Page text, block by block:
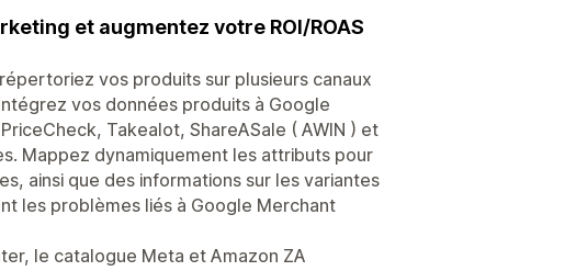
et augmentez votre ROI/ROAS
vos produits sur plusieurs canaux
vos données produits à Google
Takealot, ShareASale ( AWIN ) et
Mappez dynamiquement les attributs pour
ainsi que des informations sur les variantes
les problèmes liés à Google Merchant
le catalogue Meta et Amazon ZA